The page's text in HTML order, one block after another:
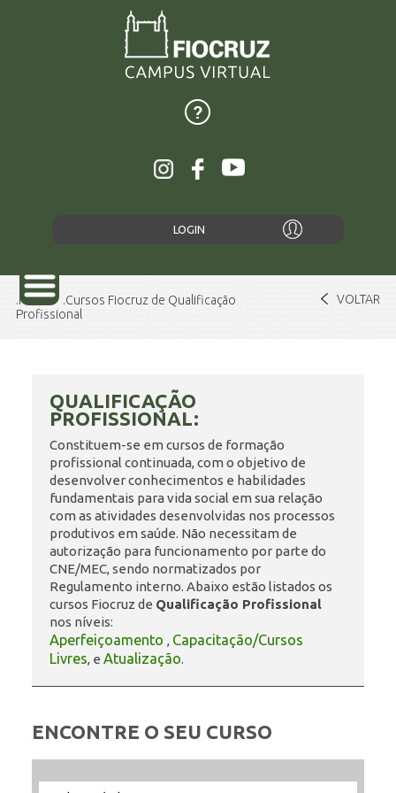
LOGIN
ENSINO
PLATAFORMAS
DOCUMENTOS
DOCENTES
Home
Cursos Fiocruz de Qualificação
Profissional
VOLTAR
QUALIFICAÇÃO
PROFISSIONAL:
Constituem-se em cursos de formação
profissional continuada, com o objetivo de
desenvolver conhecimentos e habilidades
fundamentais para vida social em sua relação
com as atividades desenvolvidas nos processos
produtivos em saúde. Não necessitam de
autorização para funcionamento por parte do
CNE/MEC, sendo normatizados por
Regulamento interno. Abaixo estão listados os
cursos Fiocruz de Qualificação Profissional
nos níveis:
Aperfeiçoamento, Capacitação/Cursos
Livres, eAtualização.
ENCONTRE O SEU CURSO
Filtrar
Filtrar
Selecione
Ordenar